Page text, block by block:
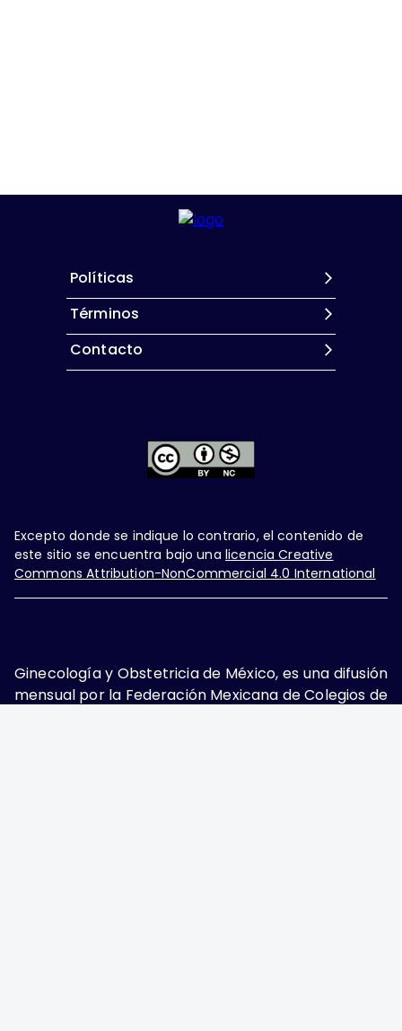
Políticas
Términos
Contacto
Excepto donde se indique lo contrario, el contenido de
este sitio se encuentra bajo una licencia Creative
Commons Attribution-NonCommercial 4.0 International
Ginecología y Obstetricia de México, es una difusión
mensual por la Federación Mexicana de Colegios de